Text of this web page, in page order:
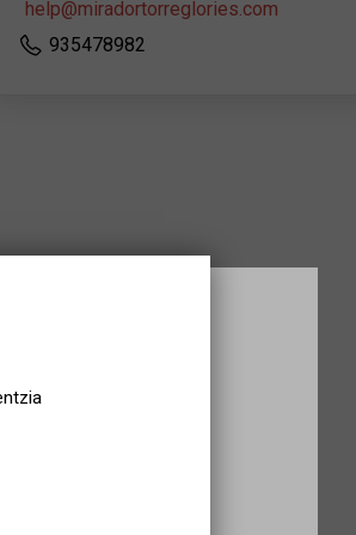
help@miradortorreglories.com
935478982